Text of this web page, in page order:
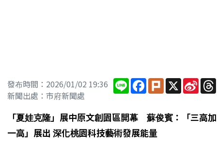
發布時間：2026/01/02 19:36
新聞出處：市府新聞處
Line Facebook
PlurkX Sina
「夏娃克隆」展中原文創園區開幕 蘇俊賓：「三高加
一高」展出 深化桃園科技藝術發展能量